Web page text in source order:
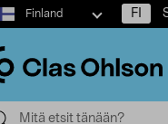
Finland FI